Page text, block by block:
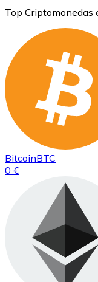
Top Criptomonedas
BitcoinBTC
0 €